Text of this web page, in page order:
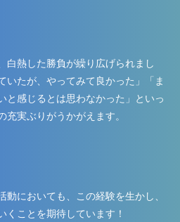
熱した勝負が繰り広げられまし
いたが、やってみて良かった」「ま
と感じるとは思わなかった」といっ
充実ぶりがうかがえます。
においても、この経験を生かし、
くことを期待しています！